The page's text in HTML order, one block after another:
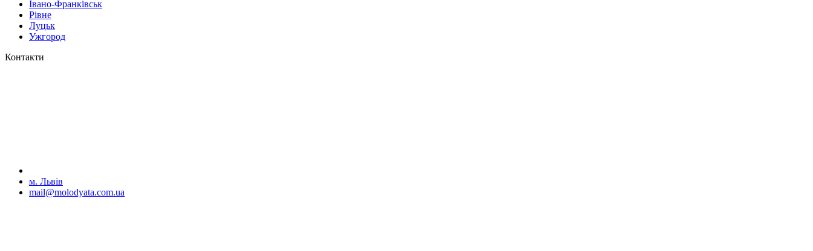
Івано-Франківськ
Рівне
Луцьк
Ужгород
Контакти
м. Львів
mail@molodyata.com.ua